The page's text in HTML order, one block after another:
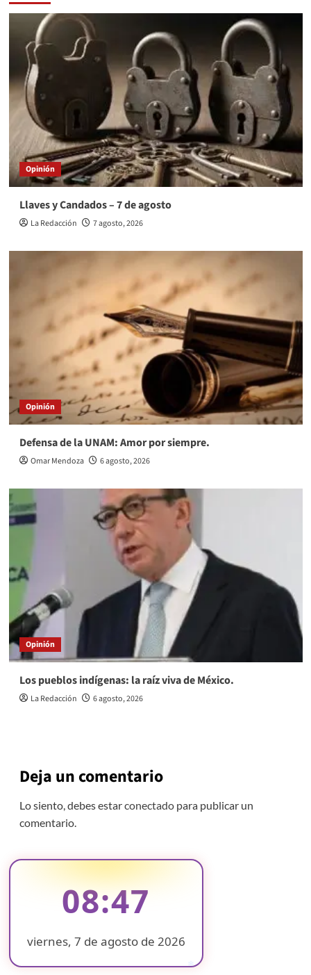
Opinión
Llaves y Candados – 7 de agosto
La Redacción 7 agosto, 2026
Opinión
Defensa de la UNAM: Amor por siempre.
Omar Mendoza 6 agosto, 2026
Opinión
Los pueblos indígenas: la raíz viva de México.
La Redacción 6 agosto, 2026
Deja un comentario
Lo siento, debes estarconectadopara publicar un
comentario.
08:47
viernes, 7 de agosto de 2026
❄
❄